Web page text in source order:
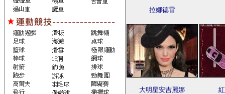
拉娜德雷
大明星安吉麗娜